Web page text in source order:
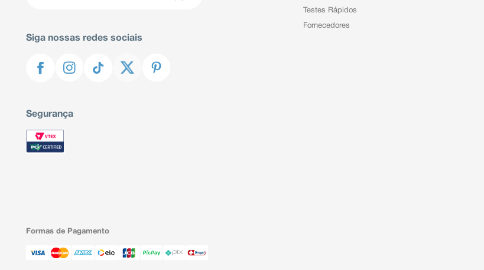
Siga nossas redes sociais
Segurança
Testes Rápidos
Fornecedores
Formas de Pagamento